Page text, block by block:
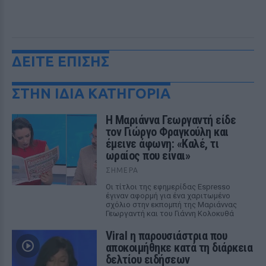
ΔΕΙΤΕ ΕΠΙΣΗΣ
ΣΤΗΝ ΙΔΙΑ ΚΑΤΗΓΟΡΙΑ
Η Μαριάννα Γεωργαντή είδε
τον Γιώργο Φραγκούλη και
έμεινε άφωνη: «Καλέ, τι
ωραίος που είναι»
ΣΉΜΕΡΑ
Οι τίτλοι της εφημερίδας Espresso
έγιναν αφορμή για ένα χαριτωμένο
σχόλιο στην εκπομπή της Μαριάννας
Γεωργαντή και του Γιάννη Κολοκυθά
Viral η παρουσιάστρια που
αποκοιμήθηκε κατά τη διάρκεια
δελτίου ειδήσεων